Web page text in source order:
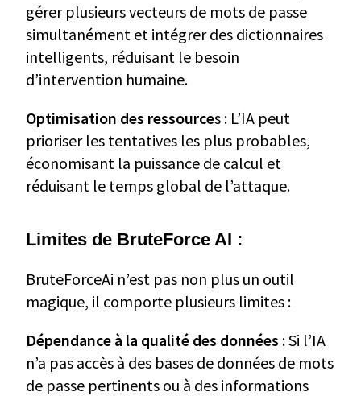
gérer plusieurs vecteurs de mots de passe
simultanément et intégrer des dictionnaires
intelligents, réduisant le besoin
d’intervention humaine.
Optimisation des ressources : L’IA peut
prioriser les tentatives les plus probables,
économisant la puissance de calcul et
réduisant le temps global de l’attaque.
Limites de BruteForce AI :
BruteForceAi n’est pas non plus un outil
magique, il comporte plusieurs limites :
Dépendance à la qualité des données : Si l’IA
n’a pas accès à des bases de données de mots
de passe pertinents ou à des informations